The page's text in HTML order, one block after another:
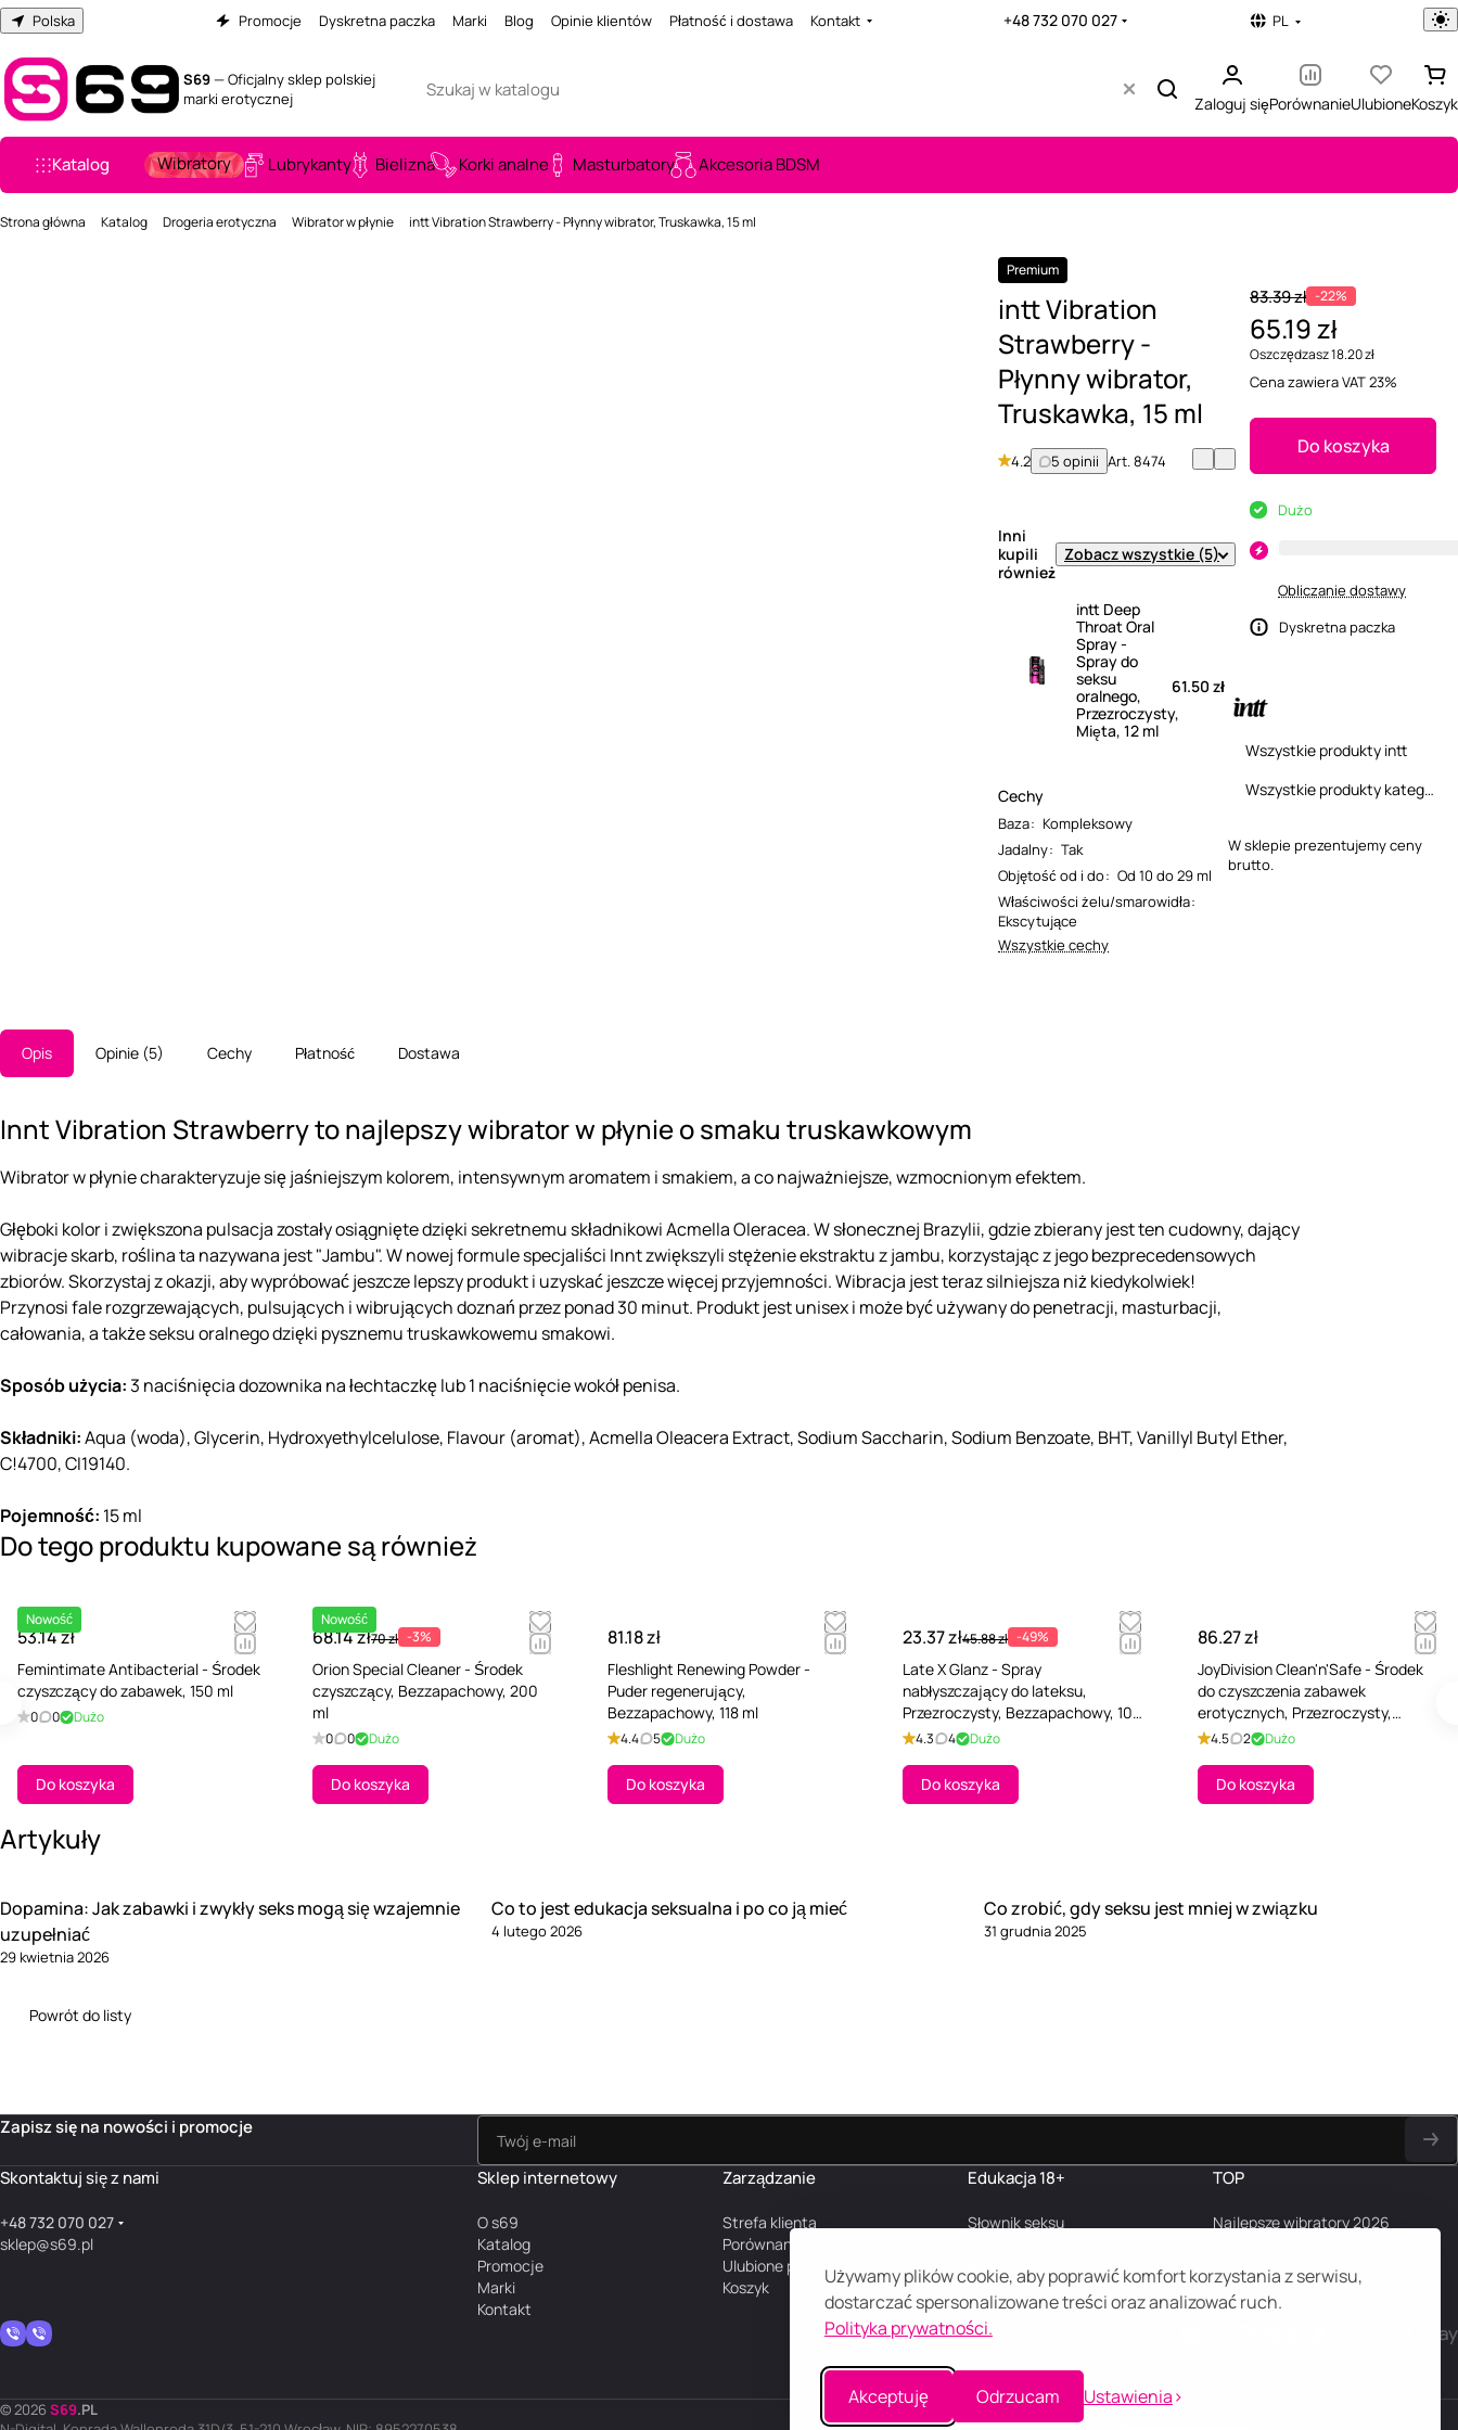
Używamy plików cookie, aby poprawić komfort korzystania z serwisu,
dostarczać spersonalizowane treści oraz analizować ruch.
Polityka prywatności.
Akceptuję Odrzucam Ustawienia
Polska Promocje Dyskretna paczka Marki Blog Opinie klientów Płatność i dostawa Kontakt +48 732 070 027 PL
S69— Oficjalny sklep polskiej
marki erotycznej
Zaloguj sięPorównanieUlubioneKoszyk
Katalog Wibratory Lubrykanty Bielizna Korki analne Masturbatory Akcesoria BDSM
Strona główna Katalog Drogeria erotyczna Wibrator w płynie intt Vibration Strawberry - Płynny wibrator, Truskawka, 15 ml
Premium
intt Vibration
Strawberry -
Płynny wibrator,
Truskawka, 15 ml
4.2 5 opinii Art.8474
Inni
kupili
również
Zobacz wszystkie (5)
intt Deep
Throat Oral
Spray -
Spray do
seksu
oralnego,
Przezroczysty,
Mięta, 12 ml
61.50 zł
Cechy
Baza: Kompleksowy
Jadalny: Tak
Objętość od i do: Od 10 do 29 ml
Właściwości żelu/smarowidła:
Ekscytujące
Wszystkie cechy
83.39 zł -22%
65.19 zł
Oszczędzasz 18.20 zł
Cena zawiera VAT 23%
Do koszyka
Dużo
Obliczanie dostawy
Dyskretna paczka
Wszystkie produkty intt
Wszystkie produkty kategorii
W sklepie prezentujemy ceny
brutto.
Opis Opinie 5 Cechy Płatność Dostawa
Innt Vibration Strawberry to najlepszy wibrator w płynie o smaku truskawkowym
Wibrator w płynie charakteryzuje się jaśniejszym kolorem, intensywnym aromatem i smakiem, a co najważniejsze, wzmocnionym efektem.
Głęboki kolor i zwiększona pulsacja zostały osiągnięte dzięki sekretnemu składnikowi Acmella Oleracea. W słonecznej Brazylii, gdzie zbierany jest ten cudowny, dający
wibracje skarb, roślina ta nazywana jest "Jambu". W nowej formule specjaliści Innt zwiększyli stężenie ekstraktu z jambu, korzystając z jego bezprecedensowych
zbiorów. Skorzystaj z okazji, aby wypróbować jeszcze lepszy produkt i uzyskać jeszcze więcej przyjemności. Wibracja jest teraz silniejsza niż kiedykolwiek!
Przynosi fale rozgrzewających, pulsujących i wibrujących doznań przez ponad 30 minut. Produkt jest unisex i może być używany do penetracji, masturbacji,
całowania, a także seksu oralnego dzięki pysznemu truskawkowemu smakowi.
Sposób użycia:3 naciśnięcia dozownika na łechtaczkę lub 1 naciśnięcie wokół penisa.
Składniki:Aqua (woda), Glycerin, Hydroxyethylcelulose, Flavour (aromat), Acmella Oleacera Extract, Sodium Saccharin, Sodium Benzoate, BHT, Vanillyl Butyl Ether,
C!4700, CI19140.
Pojemność: 15 ml
Do tego produktu kupowane są również
Nowość
53.14 zł
Femintimate Antibacterial - Środek
czyszczący do zabawek, 150 ml
0 0 Dużo
Do koszyka
Nowość
68.14 zł70 zł -3%
Orion Special Cleaner - Środek
czyszczący, Bezzapachowy, 200
ml
0 0 Dużo
Do koszyka
81.18 zł
Fleshlight Renewing Powder -
Puder regenerujący,
Bezzapachowy, 118 ml
4.4 5 Dużo
Do koszyka
23.37 zł45.88 zł -49%
Late X Glanz - Spray
nabłyszczający do lateksu,
Przezroczysty, Bezzapachowy, 100
ml4.3 4 Dużo
Do koszyka
86.27 zł
JoyDivision Clean'n'Safe - Środek
do czyszczenia zabawek
erotycznych, Przezroczysty,
Bezzapachowy, 200 ml
4.5 2 Dużo
Do koszyka
Artykuły
Dopamina: Jak zabawki i zwykły seks mogą się wzajemnie
uzupełniać
29 kwietnia 2026
Co to jest edukacja seksualna i po co ją mieć
4 lutego 2026
Co zrobić, gdy seksu jest mniej w związku
31 grudnia 2025
Powrót do listy
Zapisz się na nowości i promocje
Skontaktuj się z nami
+48 732 070 027
sklep@s69.pl
Sklep internetowy
O s69
Katalog
Promocje
Marki
Kontakt
Zarządzanie
Strefa klienta
Porównanie produktów
Ulubione produkty
Koszyk
Edukacja 18+
Słownik seksu
Blog
TOP
Najlepsze wibratory 2026
© 2026 S69.PL